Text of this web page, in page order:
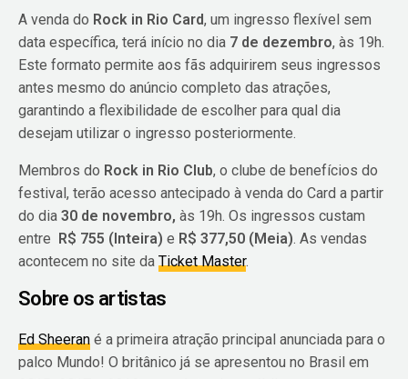
A venda do Rock in Rio Card, um ingresso flexível sem
data específica, terá início no dia 7 de dezembro, às 19h.
Este formato permite aos fãs adquirirem seus ingressos
antes mesmo do anúncio completo das atrações,
garantindo a flexibilidade de escolher para qual dia
desejam utilizar o ingresso posteriormente.
Membros do Rock in Rio Club, o clube de benefícios do
festival, terão acesso antecipado à venda do Card a partir
do dia30 de novembro, às 19h. Os ingressos custam
entre R$ 755 (Inteira) e R$ 377,50 (Meia). As vendas
acontecem no site daTicket Master.
Sobre os artistas
Ed Sheeran é a primeira atração principal anunciada para o
palco Mundo! O britânico já se apresentou no Brasil em